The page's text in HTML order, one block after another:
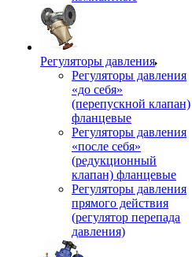
Регуляторы давления
Регуляторы давления
«до себя»
(перепускной клапан)
фланцевые
Регуляторы давления
«после себя»
(редукционный
клапан) фланцевые
Регуляторы давления
прямого действия
(регулятор перепада
давления)